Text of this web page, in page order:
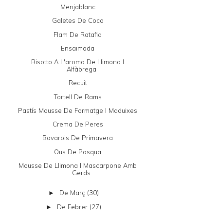
Menjablanc
Galetes De Coco
Flam De Ratafia
Ensaïmada
Risotto A L'aroma De Llimona I
Alfàbrega
Recuit
Tortell De Rams
Pastís Mousse De Formatge I Maduixes
Crema De Peres
Bavarois De Primavera
Ous De Pasqua
Mousse De Llimona I Mascarpone Amb
Gerds
► De Març (30)
► De Febrer (27)